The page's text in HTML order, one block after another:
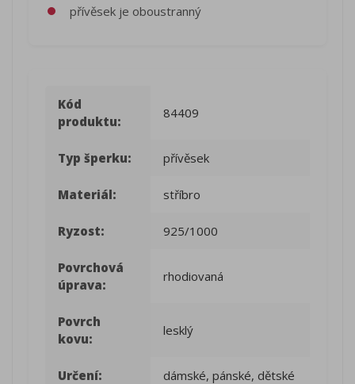
přívěsek je oboustranný
Kód
produktu:
84409
Typ šperku: přívěsek
Materiál: stříbro
Ryzost: 925/1000
Povrchová
úprava:
rhodiovaná
Povrch
kovu:
lesklý
Určení: dámské, pánské, dětské